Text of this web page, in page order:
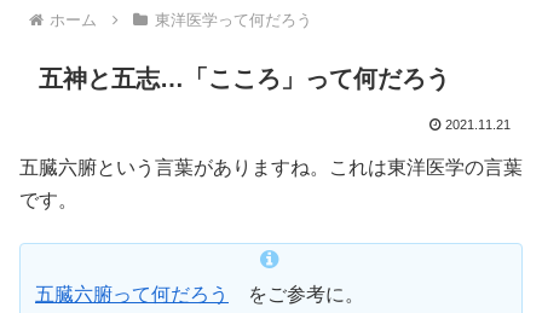
ホーム 東洋医学って何だろう
五神と五志…「こころ」って何だろう
2021.11.21
五臓六腑という言葉がありますね。これは東洋医学の言葉
です。
五臓六腑って何だろう をご参考に。